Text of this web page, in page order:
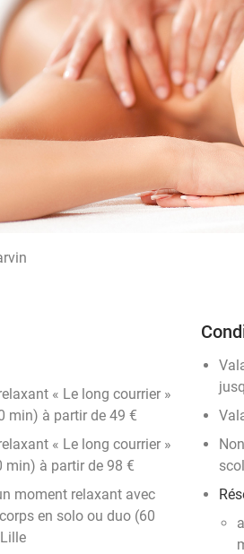
« Le long courrier »
min) à partir de 49 €
« Le long courrier »
min) à partir de 98 €
moment relaxant avec
en solo ou duo (60